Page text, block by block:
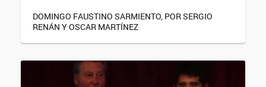
DOMINGO FAUSTINO SARMIENTO, POR SERGIO
RENÁN Y OSCAR MARTÍNEZ